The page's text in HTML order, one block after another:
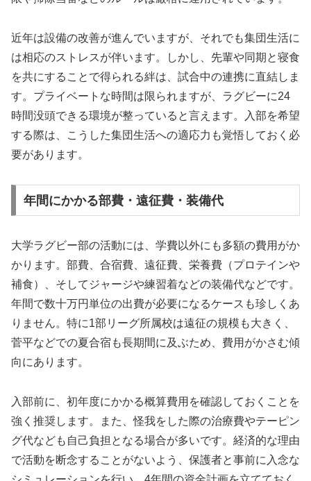
近年は設備の改善が進んでいますが、それでも集団生活に
は相応のストレスが伴います。しかし、先輩や同期と寝食
を共にすることで得られる絆は、試合中の連携に直結しま
す。プライベートな時間は限られますが、ラグビーに24
時間没頭できる環境が整っていると言えます。入部を希望
する際は、こうした集団生活への適応力も覚悟しておく必
要があります。
年間にかかる部費・遠征費・装備代
大学ラグビー部の活動には、学費以外にも多額の費用がか
かります。部費、合宿費、遠征費、栄養費（プロテインや
補食）、そしてジャージや練習着などの装備代などです。
年間で数十万円単位の出費が必要になるケースも珍しくあ
りません。特に1部リーグ所属校は遠征の規模も大きく、
菅平などでの夏合宿も長期間に及ぶため、費用がかさむ傾
向にあります。
入部前に、初年度にかかる概算費用を確認しておくことを
強く推奨します。また、怪我をした際の治療費やテーピン
グ代なども自己負担となる場合が多いです。経済的な理由
で活動を断念することがないよう、保護者と事前に入念な